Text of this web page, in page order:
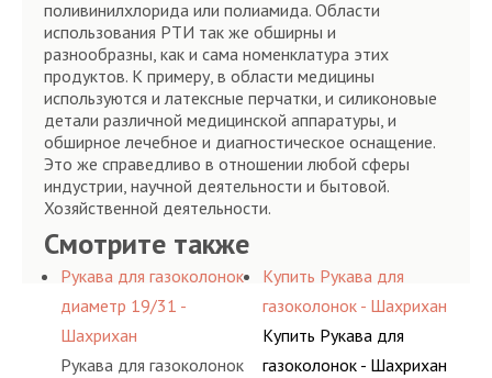
поливинилхлорида или полиамида. Области
использования РТИ так же обширны и
разнообразны, как и сама номенклатура этих
продуктов. К примеру, в области медицины
используются и латексные перчатки, и силиконовые
детали различной медицинской аппаратуры, и
обширное лечебное и диагностическое оснащение.
Это же справедливо в отношении любой сферы
индустрии, научной деятельности и бытовой.
Хозяйственной деятельности.
Смотрите также
Рукава для газоколонок
диаметр 19/31 -
Шахрихан
Рукава для газоколонок
Купить Рукава для
газоколонок - Шахрихан
Купить Рукава для
газоколонок - Шахрихан